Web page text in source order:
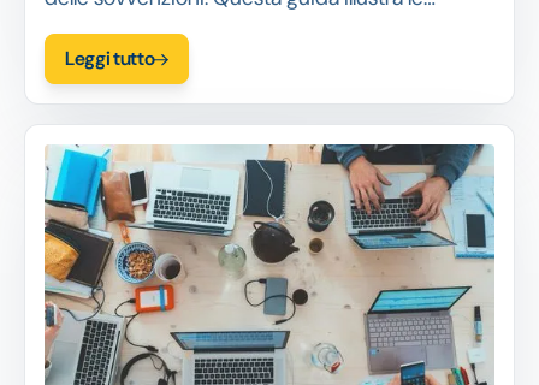
caratteristiche, i vantaggi e come scegliere la
piattaforma giusta.
Leggi tutto